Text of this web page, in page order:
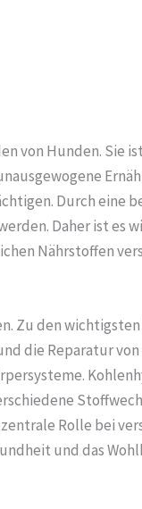
von Hunden. Sie
Durch eine
Daher ist es
Nährstoffen
Zu den
die Reparatur von
Rolle bei
und das